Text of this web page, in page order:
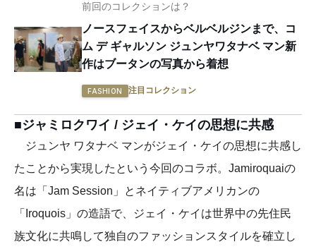
前回のコレクションは？
ノースフェイスからベルベルジンまで、コ
ム デ ギャルソン ジュンヤワタナベ マン新
作はブータンの写真から着想
FASHION 注目コレクション
■ジャミロクワイ / ジェイ・ケイの思想に共感
ジュンヤ ワタナベ マンがジェイ・ケイの思想に共感し
たことから実現したという今回のコラボ。Jamiroquaiの
名は「Jam Session」とネイティブアメリカンの
「Iroquois」の造語で、ジェイ・ケイは世界中の先住民
族文化に共鳴して独自のファッションスタイルを確立し